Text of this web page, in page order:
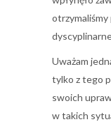
Uważam
tylko z tego
swoich
w takich